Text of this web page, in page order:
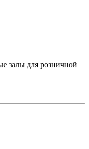
залы для розничной